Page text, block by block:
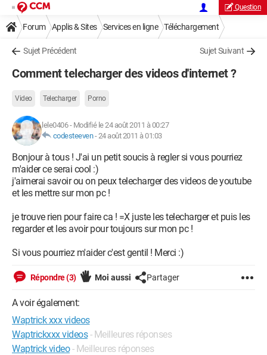
Question
Forum Applis & Sites Services en ligne Téléchargement
Sujet Précédent Sujet Suivant
Comment telecharger des videos d'internet ?
Video Telecharger Porno
lele0406- Modifié le 24 août 2011 à 00:27
codesteeven-24 août 2011 à 01:03
Bonjour à tous ! J'ai un petit soucis à regler si vous pourriez
m'aider ce serai cool :)
j'aimerai savoir ou on peux telecharger des videos de youtube
et les mettre sur mon pc !
je trouve rien pour faire ca ! =X juste les telecharger et puis les
regarder et les avoir pour toujours sur mon pc !
Si vous pourriez m'aider c'est gentil ! Merci :)
Répondre (3) Moi aussi Partager
A voir également:
Waptrick xxx videos
Waptrickxxx videos - Meilleures réponses
Waptrick video - Meilleures réponses